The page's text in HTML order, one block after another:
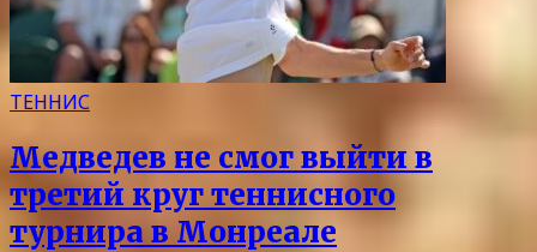
ТЕННИС
Медведев не смог выйти в
третий круг теннисного
турнира в Монреале